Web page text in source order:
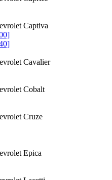
Captiva
Cavalier
Cobalt
Cruze
Epica